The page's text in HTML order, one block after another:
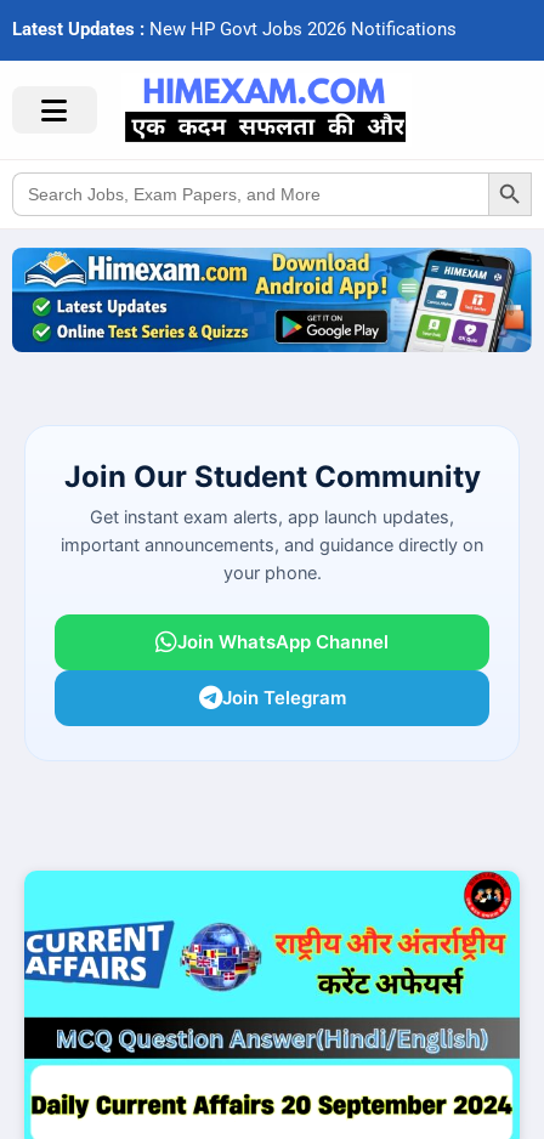
Latest Updates : New HP Govt Jobs 2026 Notifcations
Search
for:
Search Button
Join Our Student Community
Get instant exam alerts, app launch updates,
important announcements, and guidance directly on
your phone.
Join WhatsApp Channel
Join Telegram